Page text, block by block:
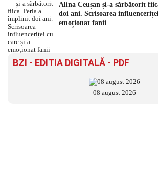
Alina Ceușan și-a sărbătorit
doi ani. Scrisoarea
emoționat fanii
BZI - EDITIA DIGITALĂ - PDF
08 august 2026